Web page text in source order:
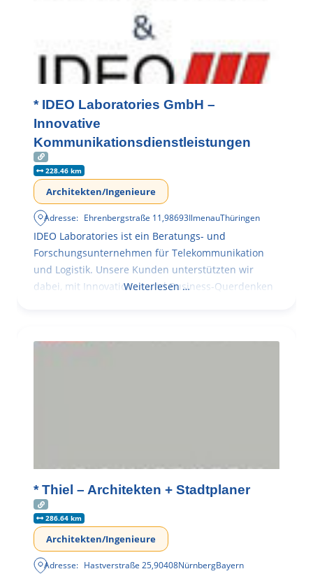
* IDEO Laboratories GmbH –
Innovative
Kommunikationsdienstleistungen
228.46 km
Architekten/Ingenieure
Adresse: Ehrenbergstraße 11,98693IlmenauThüringen
IDEO Laboratories ist ein Beratungs- und
Forschungsunternehmen für Telekommunikation
und Logistik. Unsere Kunden unterstützten wir
dabei, mit Innovationen und Business-Querdenken
Weiterlesen …
* Thiel – Architekten + Stadtplaner
286.64 km
Architekten/Ingenieure
Adresse: Hastverstraße 25,90408NürnbergBayern